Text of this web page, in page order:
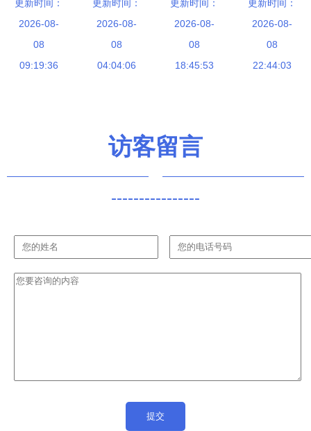
创新的重要
使命。苏州
中科集成电
路设计中心
领域的先锋
术实力和创
新平台，正
立以来，苏
成电路的里
程表设计初
探
更新时间：
2026-08-
08
09:19:36
计的层次
从抽象到现
实的逐层解
析
更新时间：
2026-08-
08
04:04:06
维度晶体管
AAT应用首
创，引领集
成电路设计
更新时间：
2026-08-
08
18:45:53
电路开关稳
压器电路设
计分析
更新时间：
2026-08-
08
22:44:03
访客留言
----------------